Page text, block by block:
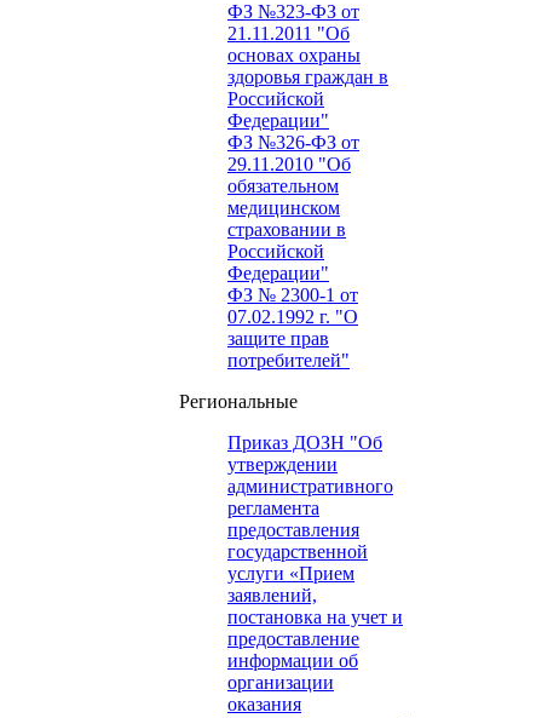
ФЗ №323-ФЗ от
21.11.2011 "Об
основах охраны
здоровья граждан в
Российской
Федерации"
ФЗ №326-ФЗ от
29.11.2010 "Об
обязательном
медицинском
страховании в
Российской
Федерации"
ФЗ № 2300-1 от
07.02.1992 г. "О
защите прав
потребителей"
Региональные
Приказ ДОЗН "Об
утверждении
административного
регламента
предоставления
государственной
услуги «Прием
заявлений,
постановка на учет и
предоставление
информации об
организации
оказания